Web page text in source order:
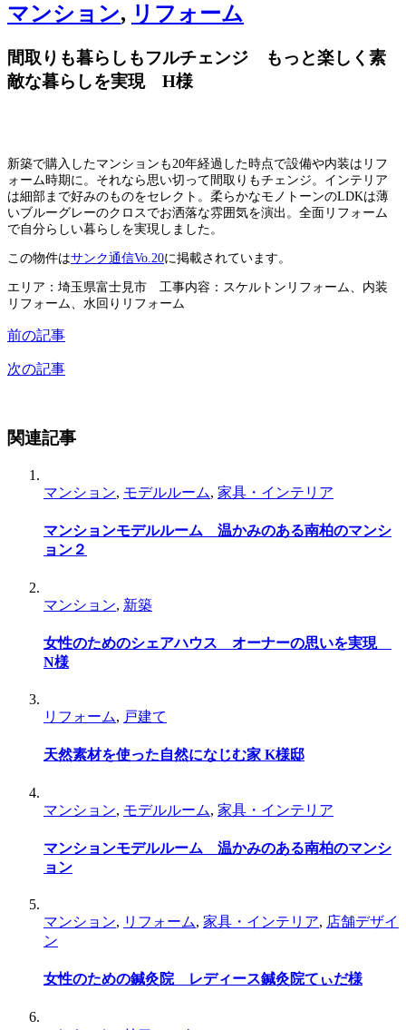
マンション, リフォーム
間取りも暮らしもフルチェンジ もっと楽しく素
敵な暮らしを実現 H様
新築で購入したマンションも20年経過した時点で設備や内装はリフ
ォーム時期に。それなら思い切って間取りもチェンジ。インテリア
は細部まで好みのものをセレクト。柔らかなモノトーンのLDKは薄
いブルーグレーのクロスでお洒落な雰囲気を演出。全面リフォーム
で自分らしい暮らしを実現しました。
この物件はサンク通信Vo.20に掲載されています。
エリア：埼玉県富士見市 工事内容：スケルトンリフォーム、内装
リフォーム、水回りリフォーム
前の記事
次の記事
関連記事
マンション, モデルルーム, 家具・インテリア
マンションモデルルーム 温かみのある南柏のマンシ
ョン２
マンション, 新築
女性のためのシェアハウス オーナーの思いを実現
N様
リフォーム, 戸建て
天然素材を使った自然になじむ家 K様邸
マンション, モデルルーム, 家具・インテリア
マンションモデルルーム 温かみのある南柏のマンシ
ョン
マンション, リフォーム, 家具・インテリア, 店舗デザイ
ン
女性のための鍼灸院 レディース鍼灸院てぃだ様